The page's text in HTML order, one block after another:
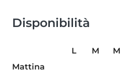
Disponibilità
L M M
Mattina